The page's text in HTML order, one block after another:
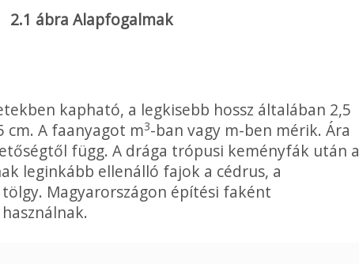
2.1 ábra Alapfogalmak
kapható, a legkisebb hossz általában 2,5
cm. A faanyagot m3-ban vagy m-ben mérik. Ára
függ. A drága trópusi keményfák után a
leginkább ellenálló fajok a cédrus, a
Magyarországon építési faként